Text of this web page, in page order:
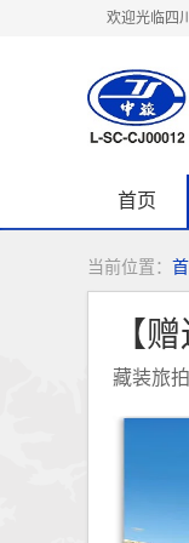
欢迎光临四
首页
关于我们
当前位置：
【
藏装旅